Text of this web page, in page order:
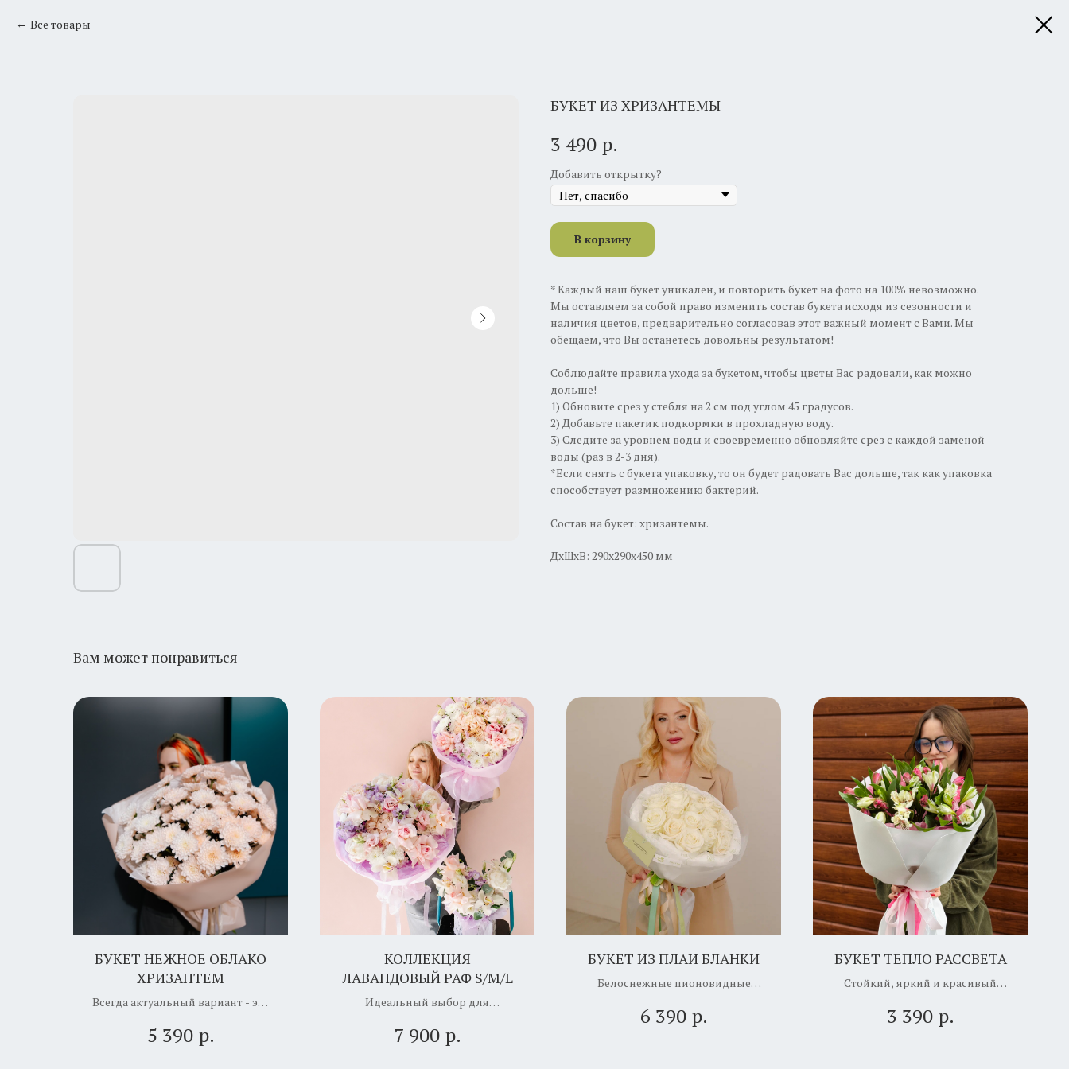
Все товары
БУКЕТ ИЗ ХРИЗАНТЕМЫ
3 490 р.
Добавить открытку?
В корзину
* Каждый наш букет уникален, и повторить букет на фото на 100% невозможно.
Мы оставляем за собой право изменить состав букета исходя из сезонности и
наличия цветов, предварительно согласовав этот важный момент с Вами. Мы
обещаем, что Вы останетесь довольны результатом!
Соблюдайте правила ухода за букетом, чтобы цветы Вас радовали, как можно
дольше!
1) Обновите срез у стебля на 2 см под углом 45 градусов.
2) Добавьте пакетик подкормки в прохладную воду.
3) Следите за уровнем воды и своевременно обновляйте срез с каждой заменой
воды (раз в 2-3 дня).
*Если снять с букета упаковку, то он будет радовать Вас дольше, так как упаковка
способствует размножению бактерий.
Состав на букет: хризантемы.
ДxШxВ: 290x290x450 мм
Вам может понравиться
БУКЕТ НЕЖНОЕ ОБЛАКО
ХРИЗАНТЕМ
Всегда актуальный вариант - это
5 390 р.
КОЛЛЕКЦИЯ
ЛАВАНДОВЫЙ РАФ S/M/L
Идеальный выбор для
самых тёплых моментов.
7 900 р.
БУКЕТ ИЗ ПЛАИ БЛАНКИ
Белоснежные пионовидные
6 390 р.
БУКЕТ ТЕПЛО РАССВЕТА
Стойкий, яркий и красивый
альстромерий!
3 390 р.